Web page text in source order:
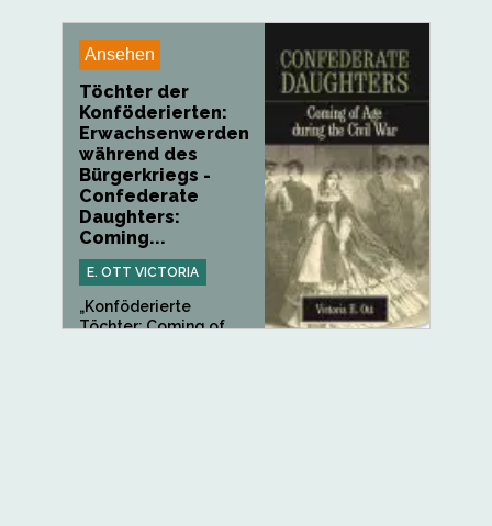
Ansehen
Töchter der
Konföderierten:
Erwachsenwerden
während des
Bürgerkriegs -
Confederate
Daughters:
Coming...
E. OTT VICTORIA
„Konföderierte
Töchter: Coming of